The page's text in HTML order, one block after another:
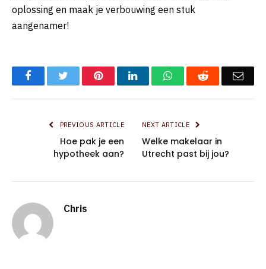
oplossing en maak je verbouwing een stuk
aangenamer!
FacebookTwitter PinterestLinkedInWhatsAppReddit
PREVIOUS ARTICLE
Hoe pak je een
hypotheek aan?
NEXT ARTICLE
Welke makelaar in
Utrecht past bij jou?
Chris